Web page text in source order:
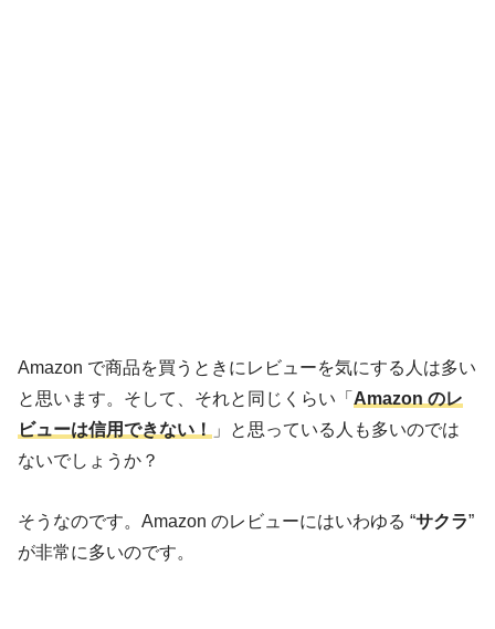
Amazon で商品を買うときにレビューを気にする人は多い
と思います。そして、それと同じくらい「Amazon のレ
ビューは信用できない！
」と思っている人も多いのでは
ないでしょうか？
そうなのです。Amazon のレビューにはいわゆる “サクラ”
が非常に多いのです。